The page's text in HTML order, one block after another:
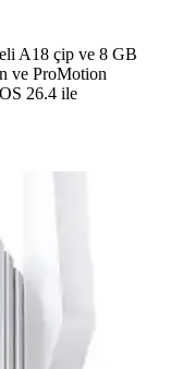
A18 çip ve 8 GB
ve ProMotion
26.4 ile